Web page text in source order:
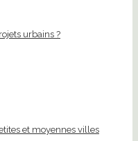
urbains ?
et moyennes villes